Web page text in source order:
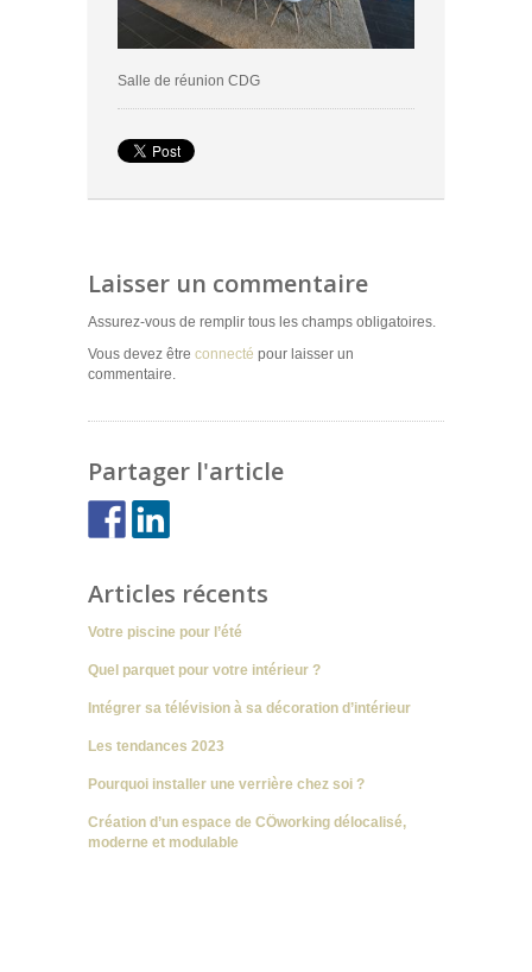
Salle de réunion CDG
Laisser un commentaire
Assurez-vous de remplir tous les champs obligatoires.
Vous devez être connecté pour laisser un
commentaire.
Partager l'article
Articles récents
Votre piscine pour l’été
Quel parquet pour votre intérieur ?
Intégrer sa télévision à sa décoration d’intérieur
Les tendances 2023
Pourquoi installer une verrière chez soi ?
Création d’un espace de CÖworking délocalisé,
moderne et modulable